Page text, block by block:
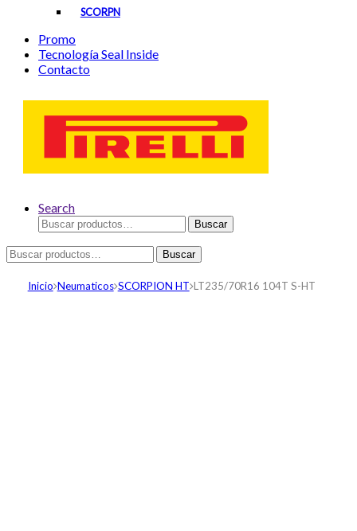
SCORPN
Promo
Tecnología Seal Inside
Contacto
Search
Buscar
por:
Buscar
Buscar
por:
Buscar
Inicio Neumaticos SCORPION HT LT235/70R16 104T S-HT